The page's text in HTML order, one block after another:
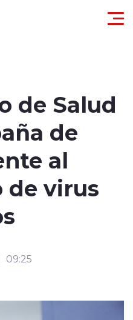
de Salud
de
al
de virus
09:25